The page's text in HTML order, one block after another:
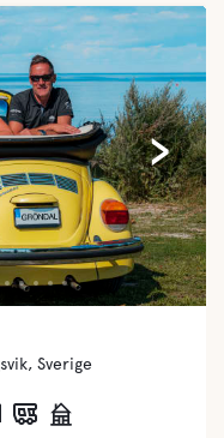
›
Sverige